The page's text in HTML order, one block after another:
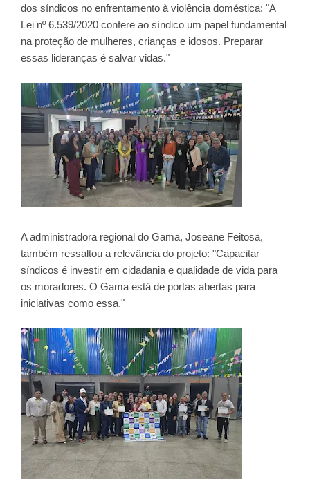
dos síndicos no enfrentamento à violência doméstica: "A
Lei nº 6.539/2020 confere ao síndico um papel fundamental
na proteção de mulheres, crianças e idosos. Preparar
essas lideranças é salvar vidas."
A administradora regional do Gama, Joseane Feitosa,
também ressaltou a relevância do projeto: "Capacitar
síndicos é investir em cidadania e qualidade de vida para
os moradores. O Gama está de portas abertas para
iniciativas como essa."